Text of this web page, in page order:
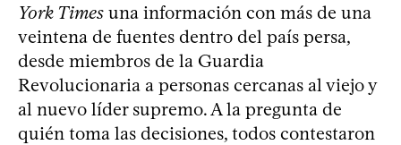
York Times una información con más de una
veintena de fuentes dentro del país persa,
desde miembros de la Guardia
Revolucionaria a personas cercanas al viejo y
al nuevo líder supremo. A la pregunta de
quién toma las decisiones, todos contestaron